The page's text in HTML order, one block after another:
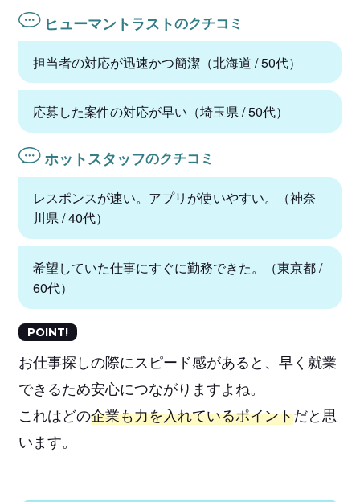
ヒューマントラストのクチコミ
担当者の対応が迅速かつ簡潔（北海道 / 50代）
応募した案件の対応が早い（埼玉県 / 50代）
ホットスタッフのクチコミ
レスポンスが速い。アプリが使いやすい。（神奈
川県 / 40代）
希望していた仕事にすぐに勤務できた。（東京都 /
60代）
POINT!
お仕事探しの際にスピード感があると、早く就業
できるため安心につながりますよね。
これはどの企業も力を入れているポイントだと思
います。